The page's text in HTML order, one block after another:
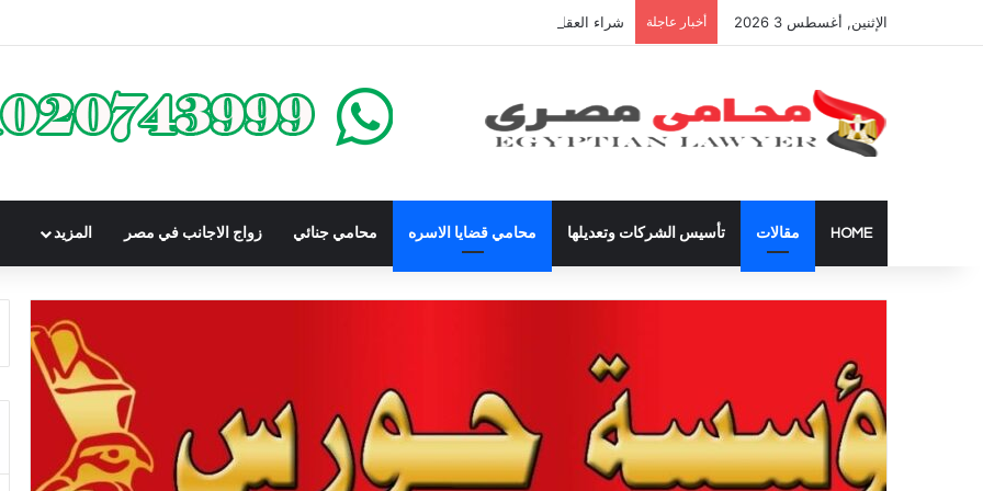
الإثنين, أغسطس 3 2026 أخبار عاجلة شراء العقارات داخل الكومباوندات تحت الإنشاء | أهم البنود التي تحمي المشتري في القانون المصري
HOME مقالات تأسيس الشركات وتعديلها محامي قضايا الاسره محامي جنائي زواج الاجانب في مصر المزيد